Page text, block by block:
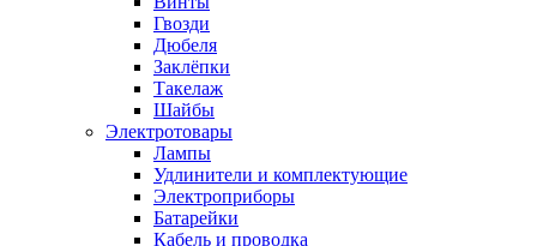
Гвозди
Дюбеля
Заклёпки
Такелаж
Шайбы
Электротовары
Лампы
Удлинители и комплектующие
Электроприборы
Батарейки
Кабель и проводка